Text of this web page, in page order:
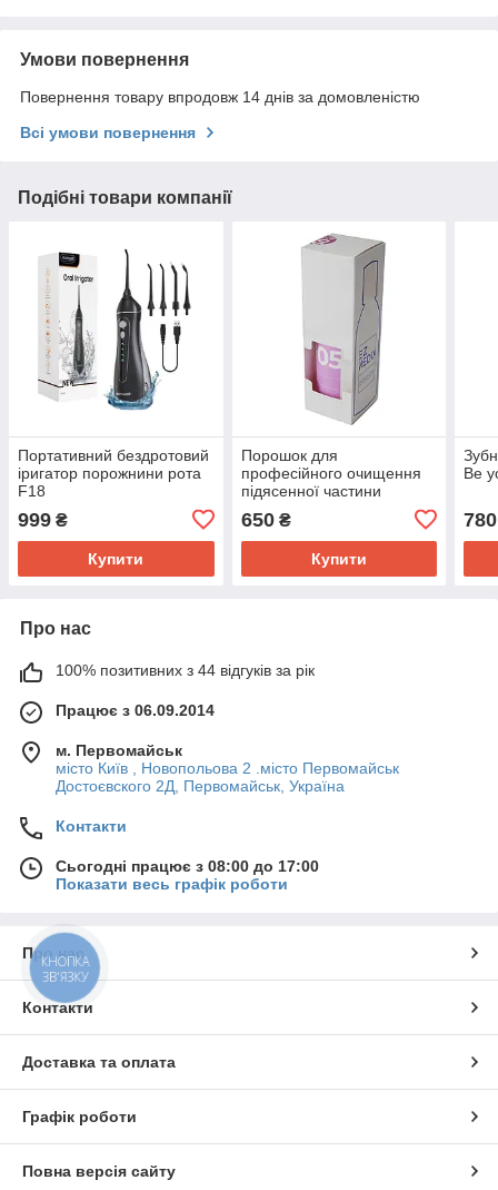
Умови повернення
Повернення товару впродовж 14 днів за домовленістю
Всі умови повернення
Подібні товари компанії
Портативний бездротовий
іригатор порожнини рота
F18
999 ₴
Купити
Порошок для
професійного очищення
підясенної частини
ерітрітолом ВР СС 05,
EZMEDIX
650₴
Купити
Be
780
Про нас
100% позитивних з 44 відгуків за рік
Працює з 06.09.2014
м. Первомайськ
місто Київ , Новопольова 2 .місто Первомайськ
Достоєвского 2Д, Первомайськ, Україна
Контакти
Сьогодні працює з 08:00 до 17:00
Показати весь графік роботи
Про нас
Контакти
Доставка та оплата
Графік роботи
Повна версія сайту
КНОПКА
ЗВ'ЯЗКУ